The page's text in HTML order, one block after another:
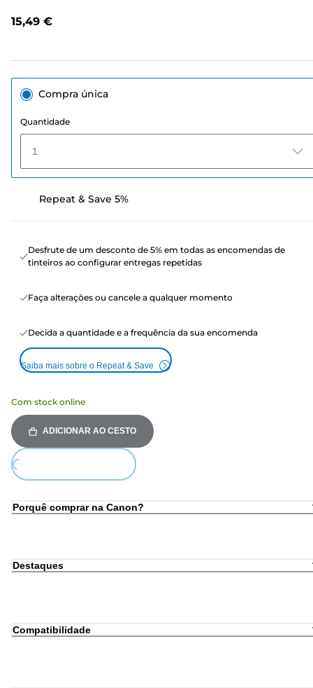
15,49 €
Compra única
Quantidade
1
Repeat & Save 5%
Desfrute de um desconto de 5% em todas as encomendas de
tinteiros ao configurar entregas repetidas
Faça alterações ou cancele a qualquer momento
Decida a quantidade e a frequência da sua encomenda
Saiba mais sobre o Repeat & Save
Com stock online
ADICIONAR AO CESTO
Porquê comprar na Canon?
Destaques
Compatibilidade